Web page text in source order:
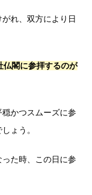
れ、双方により日
仏閣に参拝するのが
かつスムーズに参
ょう。
た時、この日に参